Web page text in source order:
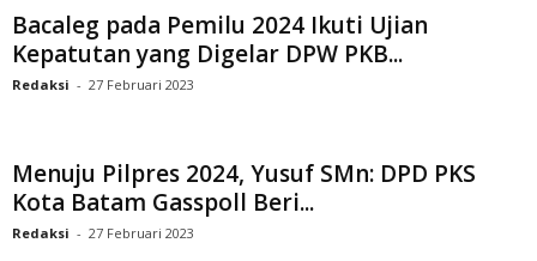
Bacaleg pada Pemilu 2024 Ikuti Ujian
Kepatutan yang Digelar DPW PKB...
Redaksi - 27 Februari 2023
Menuju Pilpres 2024, Yusuf SMn: DPD PKS
Kota Batam Gasspoll Beri...
Redaksi - 27 Februari 2023